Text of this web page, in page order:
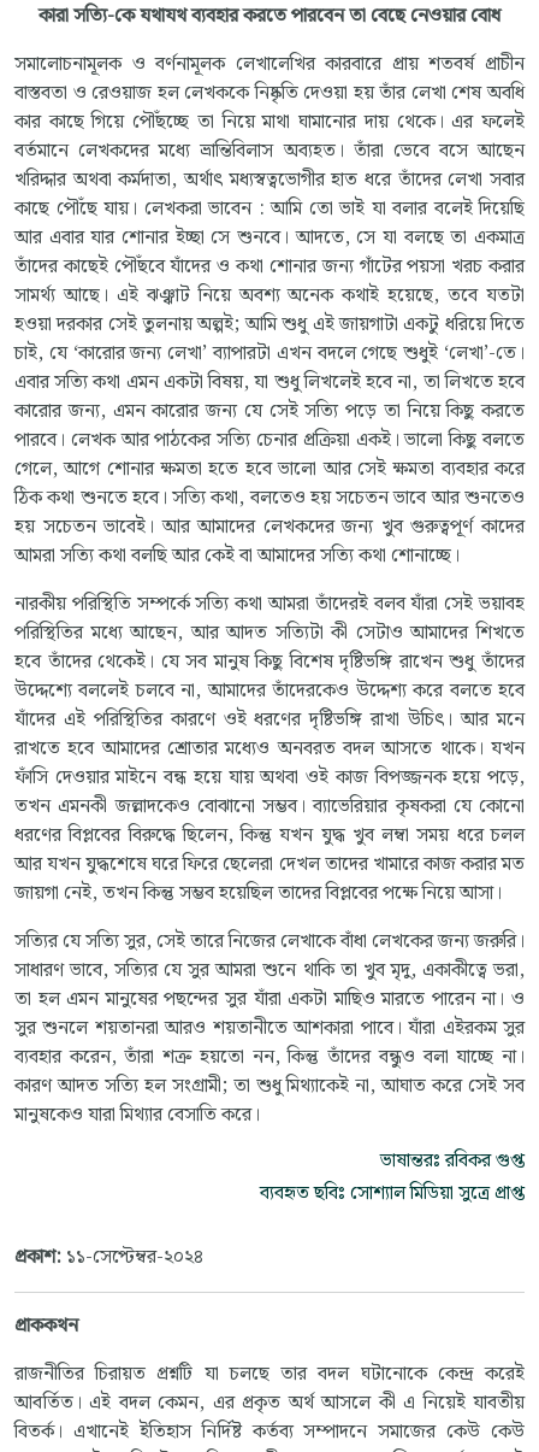
কারা সত্যি-কে যথাযথ ব্যবহার করতে পারবেন তা বেছে নেওয়ার বোধ
সমালোচনামূলক ও বর্ণনামূলক লেখালেখির কারবারে প্রায় শতবর্ষ প্রাচীন
বাস্তবতা ও রেওয়াজ হল লেখককে নিষ্কৃতি দেওয়া হয় তাঁর লেখা শেষ অবধি
কার কাছে গিয়ে পৌঁছচ্ছে তা নিয়ে মাথা ঘামানোর দায় থেকে। এর ফলেই
বর্তমানে লেখকদের মধ্যে ভ্রান্তিবিলাস অব্যহত। তাঁরা ভেবে বসে আছেন
খরিদ্দার অথবা কর্মদাতা, অর্থাৎ মধ্যস্বত্বভোগীর হাত ধরে তাঁদের লেখা সবার
কাছে পৌঁছে যায়। লেখকরা ভাবেন : আমি তো ভাই যা বলার বলেই দিয়েছি
আর এবার যার শোনার ইচ্ছা সে শুনবে। আদতে, সে যা বলছে তা একমাত্র
তাঁদের কাছেই পৌঁছবে যাঁদের ও কথা শোনার জন্য গাঁটের পয়সা খরচ করার
সামর্থ্য আছে। এই ঝঞ্ঝাট নিয়ে অবশ্য অনেক কথাই হয়েছে, তবে যতটা
হওয়া দরকার সেই তুলনায় অল্পই; আমি শুধু এই জায়গাটা একটু ধরিয়ে দিতে
চাই, যে ‘কারোর জন্য লেখা’ ব্যাপারটা এখন বদলে গেছে শুধুই ‘লেখা’-তে।
এবার সত্যি কথা এমন একটা বিষয়, যা শুধু লিখলেই হবে না, তা লিখতে হবে
কারোর জন্য, এমন কারোর জন্য যে সেই সত্যি পড়ে তা নিয়ে কিছু করতে
পারবে। লেখক আর পাঠকের সত্যি চেনার প্রক্রিয়া একই। ভালো কিছু বলতে
গেলে, আগে শোনার ক্ষমতা হতে হবে ভালো আর সেই ক্ষমতা ব্যবহার করে
ঠিক কথা শুনতে হবে। সত্যি কথা, বলতেও হয় সচেতন ভাবে আর শুনতেও
হয় সচেতন ভাবেই। আর আমাদের লেখকদের জন্য খুব গুরুত্বপূর্ণ কাদের
আমরা সত্যি কথা বলছি আর কেই বা আমাদের সত্যি কথা শোনাচ্ছে।
নারকীয় পরিস্থিতি সম্পর্কে সত্যি কথা আমরা তাঁদেরই বলব যাঁরা সেই ভয়াবহ
পরিস্থিতির মধ্যে আছেন, আর আদত সত্যিটা কী সেটাও আমাদের শিখতে
হবে তাঁদের থেকেই। যে সব মানুষ কিছু বিশেষ দৃষ্টিভঙ্গি রাখেন শুধু তাঁদের
উদ্দেশ্যে বললেই চলবে না, আমাদের তাঁদেরকেও উদ্দেশ্য করে বলতে হবে
যাঁদের এই পরিস্থিতির কারণে ওই ধরণের দৃষ্টিভঙ্গি রাখা উচিৎ। আর মনে
রাখতে হবে আমাদের শ্রোতার মধ্যেও অনবরত বদল আসতে থাকে। যখন
ফাঁসি দেওয়ার মাইনে বন্ধ হয়ে যায় অথবা ওই কাজ বিপজ্জনক হয়ে পড়ে,
তখন এমনকী জল্লাদকেও বোঝানো সম্ভব। ব্যাভেরিয়ার কৃষকরা যে কোনো
ধরণের বিপ্লবের বিরুদ্ধে ছিলেন, কিন্তু যখন যুদ্ধ খুব লম্বা সময় ধরে চলল
আর যখন যুদ্ধশেষে ঘরে ফিরে ছেলেরা দেখল তাদের খামারে কাজ করার মত
জায়গা নেই, তখন কিন্তু সম্ভব হয়েছিল তাদের বিপ্লবের পক্ষে নিয়ে আসা।
সত্যির যে সত্যি সুর, সেই তারে নিজের লেখাকে বাঁধা লেখকের জন্য জরুরি।
সাধারণ ভাবে, সত্যির যে সুর আমরা শুনে থাকি তা খুব মৃদু, একাকীত্বে ভরা,
তা হল এমন মানুষের পছন্দের সুর যাঁরা একটা মাছিও মারতে পারেন না। ও
সুর শুনলে শয়তানরা আরও শয়তানীতে আশকারা পাবে। যাঁরা এইরকম সুর
ব্যবহার করেন, তাঁরা শত্রু হয়তো নন, কিন্তু তাঁদের বন্ধুও বলা যাচ্ছে না।
কারণ আদত সত্যি হল সংগ্রামী; তা শুধু মিথ্যাকেই না, আঘাত করে সেই সব
মানুষকেও যারা মিথ্যার বেসাতি করে।
ভাষান্তরঃ রবিকর গুপ্ত
ব্যবহৃত ছবিঃ সোশ্যাল মিডিয়া সুত্রে প্রাপ্ত
প্রকাশ: ১১-সেপ্টেম্বর-২০২৪
প্রাককথন
রাজনীতির চিরায়ত প্রশ্নটি যা চলছে তার বদল ঘটানোকে কেন্দ্র করেই
আবর্তিত। এই বদল কেমন, এর প্রকৃত অর্থ আসলে কী এ নিয়েই যাবতীয়
বিতর্ক। এখানেই ইতিহাস নির্দিষ্ট কর্তব্য সম্পাদনে সমাজের কেউ কেউ